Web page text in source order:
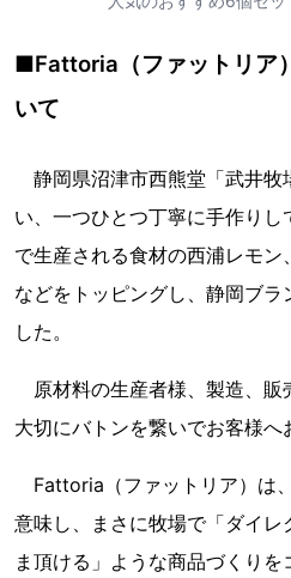
■Fattoria（ファットリア
いて
静岡県沼津市西熊堂「武井牧
い、一つひとつ丁寧に手作り
で生産される食材の西浦レモ
などをトッピングし、静岡ブラ
した。
原材料の生産者様、製造、販
大切にバトンを繋いでお客様へ
Fattoria（ファットリア）は
意味し、まさに牧場で「ダイレ
ま頂ける」ような商品づくりを